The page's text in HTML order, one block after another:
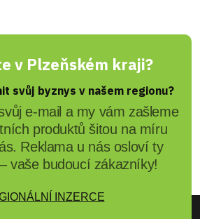
v Plzeňském kraji?
svůj byznys v našem regionu?
e-mail a my vám zašleme
produktů šitou na míru
Reklama u nás osloví ty
vaše budoucí zákazníky!
INZERCE